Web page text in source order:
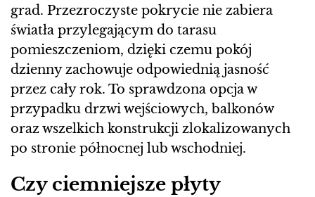
grad. Przezroczyste pokrycie nie zabiera
światła przylegającym do tarasu
pomieszczeniom, dzięki czemu pokój
dzienny zachowuje odpowiednią jasność
przez cały rok. To sprawdzona opcja w
przypadku drzwi wejściowych, balkonów
oraz wszelkich konstrukcji zlokalizowanych
po stronie północnej lub wschodniej.
Czy ciemniejsze płyty